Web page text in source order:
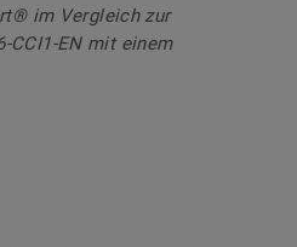
im Vergleich zur
CCI1-EN mit einem